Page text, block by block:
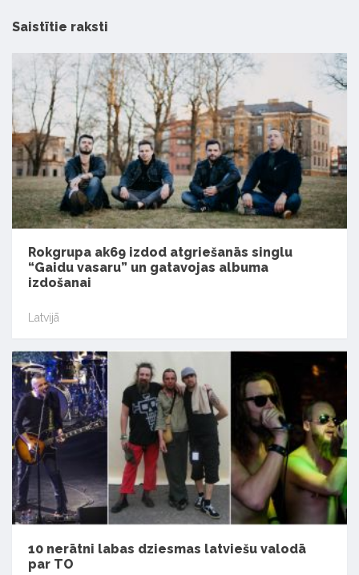
Saistītie raksti
Rokgrupa ak69 izdod atgriešanās singlu
“Gaidu vasaru” un gatavojas albuma
izdošanai
Latvijā
10 nerātni labas dziesmas latviešu valodā
par TO